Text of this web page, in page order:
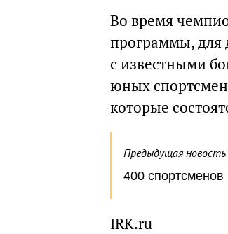
Во время
программы, для
с известными
юных
которые
Предыдущая
400 спортсменов
IRK.ru